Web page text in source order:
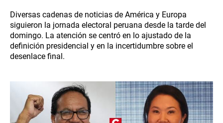
Diversas cadenas de noticias de América y Europa
siguieron la jornada electoral peruana desde la tarde del
domingo. La atención se centró en lo ajustado de la
definición presidencial y en la incertidumbre sobre el
desenlace final.